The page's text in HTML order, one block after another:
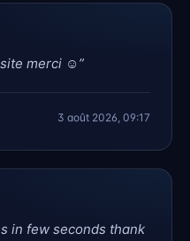
merci ☺️ ”
3 août 2026, 09:17
in few seconds thank